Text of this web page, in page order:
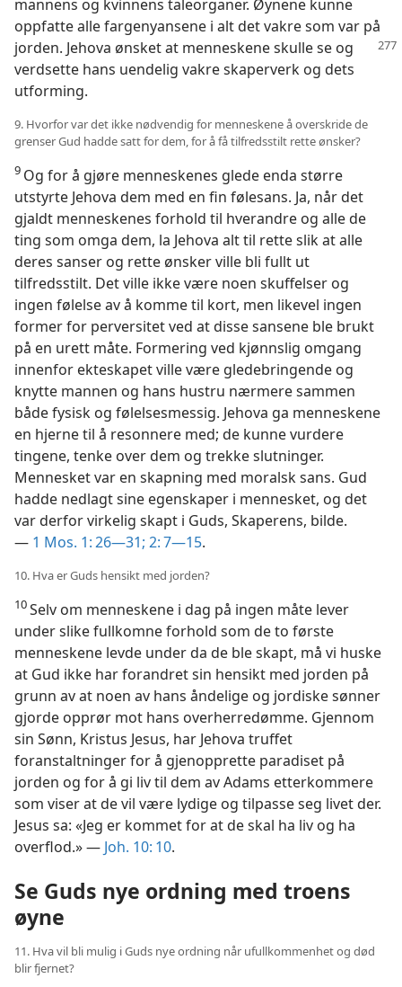
mannens og kvinnens taleorganer. Øynene kunne
oppfatte alle fargenyansene i alt det vakre som var på
jorden. Jehova ønsket at menneskeneskulle se og
verdsette hans uendelig vakre skaperverk og dets
utforming.
9. Hvorfor var det ikke nødvendig for menneskene å overskride de
grenser Gud hadde satt for dem, for å få tilfredsstilt rette ønsker?
9 Og for å gjøre menneskenes glede enda større
utstyrte Jehova dem med en fin følesans. Ja, når det
gjaldt menneskenes forhold til hverandre og alle de
ting som omga dem, la Jehova alt til rette slik at alle
deres sanser og rette ønsker ville bli fullt ut
tilfredsstilt. Det ville ikke være noen skuffelser og
ingen følelse av å komme til kort, men likevel ingen
former for perversitet ved at disse sansene ble brukt
på en urett måte. Formering ved kjønnslig omgang
innenfor ekteskapet ville være gledebringende og
knytte mannen og hans hustru nærmere sammen
både fysisk og følelsesmessig. Jehova ga menneskene
en hjerne til å resonnere med; de kunne vurdere
tingene, tenke over dem og trekke slutninger.
Mennesket var en skapning med moralsk sans. Gud
hadde nedlagt sine egenskaper i mennesket, og det
var derfor virkelig skapt i Guds, Skaperens, bilde.
— 1 Mos. 1: 26—31; 2: 7—15.
10. Hva er Guds hensikt med jorden?
10Selv om menneskene i dag på ingen måte lever
under slike fullkomne forhold som de to første
menneskene levde under da de ble skapt, må vi huske
at Gud ikke har forandret sin hensikt med jorden på
grunn av at noen av hans åndelige og jordiske sønner
gjorde opprør mot hans overherredømme. Gjennom
sin Sønn, Kristus Jesus, har Jehova truffet
foranstaltninger for å gjenopprette paradiset på
jorden og for å gi liv til dem av Adams etterkommere
som viser at de vil være lydige og tilpasse seg livet der.
Jesus sa: «Jeg er kommet for at de skal ha liv og ha
overflod.» — Joh. 10: 10.
Se Guds nye ordning med troens
øyne
11. Hva vil bli mulig i Guds nye ordning når ufullkommenhet og død
blir fjernet?